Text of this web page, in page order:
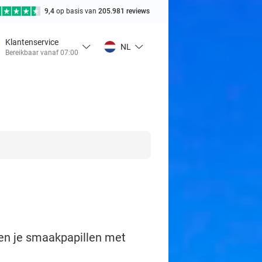
9,4 op basis van 205.981 reviews
Klantenservice
Bereikbaar vanaf 07:00
NL
je smaakpapillen met